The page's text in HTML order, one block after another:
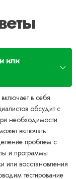
или
в себя
обсудит с
необходимости
включать
проблем с
и программы
или восстановления
тестирование